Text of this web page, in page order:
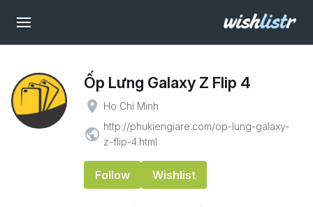
Ốp Lưng Galaxy Z Flip 4
place Ho Chi Minh
public http://phukiengiare.com/op-lung-galaxy-
z-flip-4.html
Follow Wishlist